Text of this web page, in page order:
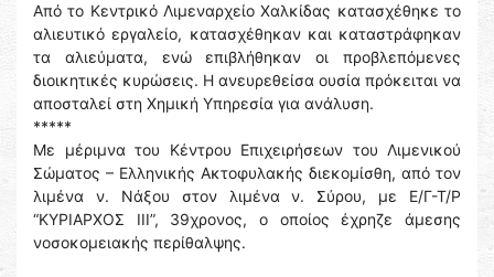
Από το Κεντρικό Λιμεναρχείο Χαλκίδας κατασχέθηκε το
αλιευτικό εργαλείο, κατασχέθηκαν και καταστράφηκαν
τα αλιεύματα, ενώ επιβλήθηκαν οι προβλεπόμενες
διοικητικές κυρώσεις. Η ανευρεθείσα ουσία πρόκειται να
αποσταλεί στη Χημική Υπηρεσία για ανάλυση.
*****
Με μέριμνα του Κέντρου Επιχειρήσεων του Λιμενικού
Σώματος – Ελληνικής Ακτοφυλακής διεκομίσθη, από τον
λιμένα ν. Νάξου στον λιμένα ν. Σύρου, με Ε/Γ-Τ/Ρ
“ΚΥΡΙΑΡΧΟΣ ΙΙΙ”, 39χρονος, ο οποίος έχρηζε άμεσης
νοσοκομειακής περίθαλψης.